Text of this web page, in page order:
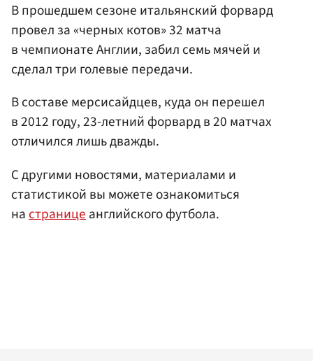
В прошедшем сезоне итальянский форвард
провел за «черных котов» 32 матча
в чемпионате Англии, забил семь мячей и
сделал три голевые передачи.
В составе мерсисайдцев, куда он перешел
в 2012 году, 23-летний форвард в 20 матчах
отличился лишь дважды.
С другими новостями, материалами и
статистикой вы можете ознакомиться
на странице английского футбола.